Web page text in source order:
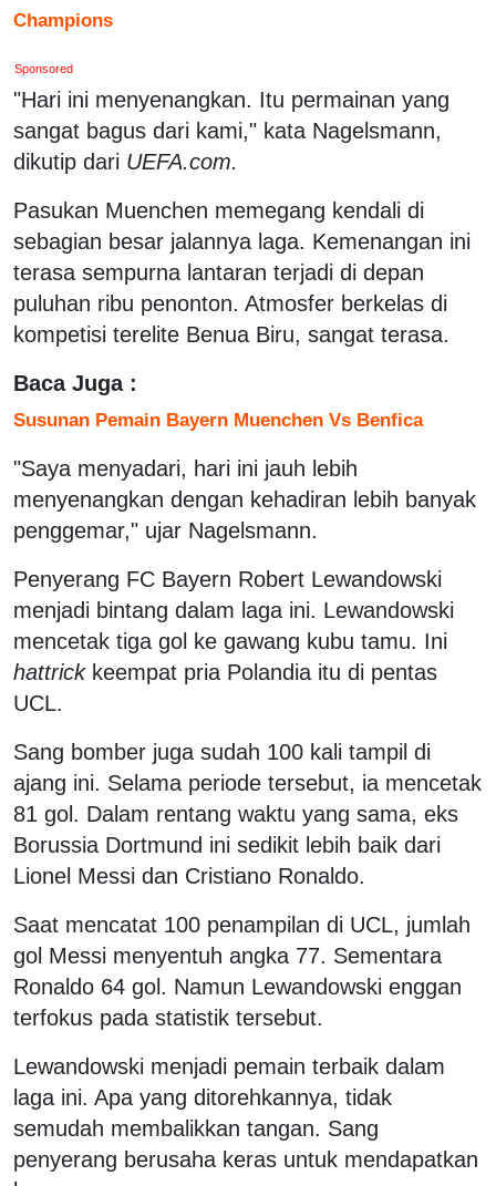
Champions
Sponsored
"Hari ini menyenangkan. Itu permainan yang
sangat bagus dari kami," kata Nagelsmann,
dikutip dari UEFA.com.
Pasukan Muenchen memegang kendali di
sebagian besar jalannya laga. Kemenangan ini
terasa sempurna lantaran terjadi di depan
puluhan ribu penonton. Atmosfer berkelas di
kompetisi terelite Benua Biru, sangat terasa.
Baca Juga :
Susunan Pemain Bayern Muenchen Vs Benfica
"Saya menyadari, hari ini jauh lebih
menyenangkan dengan kehadiran lebih banyak
penggemar," ujar Nagelsmann.
Penyerang FC Bayern Robert Lewandowski
menjadi bintang dalam laga ini. Lewandowski
mencetak tiga gol ke gawang kubu tamu. Ini
hattrickkeempat pria Polandia itu di pentas
UCL.
Sang bomber juga sudah 100 kali tampil di
ajang ini. Selama periode tersebut, ia mencetak
81 gol. Dalam rentang waktu yang sama, eks
Borussia Dortmund ini sedikit lebih baik dari
Lionel Messi dan Cristiano Ronaldo.
Saat mencatat 100 penampilan di UCL, jumlah
gol Messi menyentuh angka 77. Sementara
Ronaldo 64 gol. Namun Lewandowski enggan
terfokus pada statistik tersebut.
Lewandowski menjadi pemain terbaik dalam
laga ini. Apa yang ditorehkannya, tidak
semudah membalikkan tangan. Sang
penyerang berusaha keras untuk mendapatkan